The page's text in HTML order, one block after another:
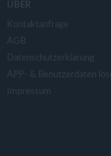
ÜBER
Kontaktanfrage
AGB
Datenschutzerklärung
APP- & Benutzerdaten
Impressum